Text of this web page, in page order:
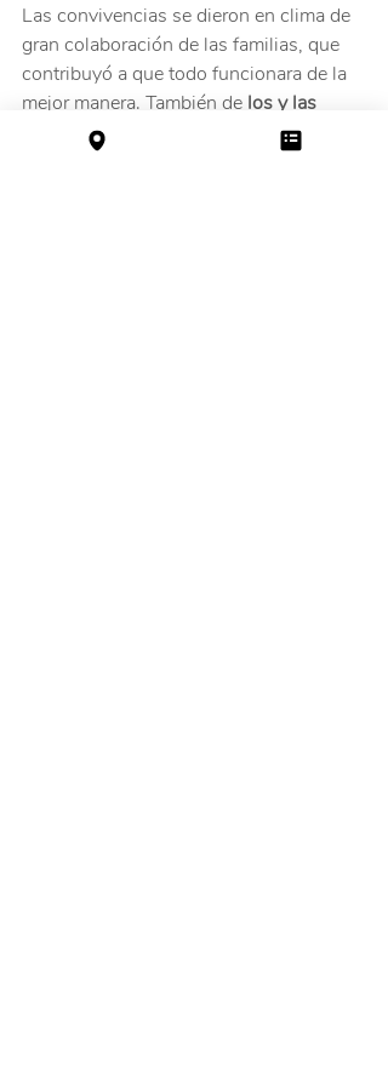
Las convivencias se dieron en clima de
gran colaboración de las familias, que
contribuyó a que todo funcionara de la
mejor manera. También de los y las
docentes, quienes dedicaron horas
extras a su labor diaria para poder llevar